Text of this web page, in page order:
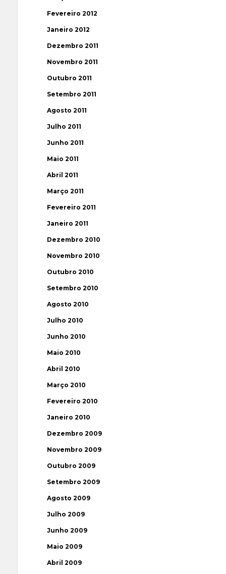
Fevereiro 2012
Janeiro 2012
Dezembro 2011
Novembro 2011
Outubro 2011
Setembro 2011
Agosto 2011
Julho 2011
Junho 2011
Maio 2011
Abril 2011
Março 2011
Fevereiro 2011
Janeiro 2011
Dezembro 2010
Novembro 2010
Outubro 2010
Setembro 2010
Agosto 2010
Julho 2010
Junho 2010
Maio 2010
Abril 2010
Março 2010
Fevereiro 2010
Janeiro 2010
Dezembro 2009
Novembro 2009
Outubro 2009
Setembro 2009
Agosto 2009
Julho 2009
Junho 2009
Maio 2009
Abril 2009